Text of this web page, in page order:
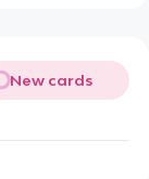
New cards